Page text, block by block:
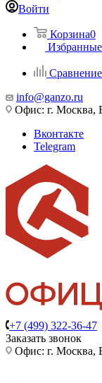
Войти
Корзина0
info@ganzo.ru
Офис: г. Москва,
Вконтакте
Telegram
+7 (499) 322-36-47
Заказать звонок
Офис: г. Москва,